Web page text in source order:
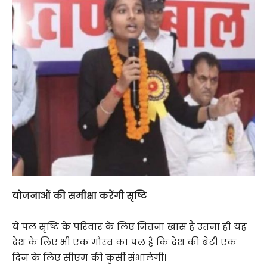
योजनाओं की समीक्षा करेंगी सृष्टि
ये पल सृष्टि के परिवार के लिए जितना खास है उतना ही यह
देश के लिए भी एक गौरव का पल है कि देश की बेटी एक
दिन के लिए सीएम की कुर्सी संभालेगी।